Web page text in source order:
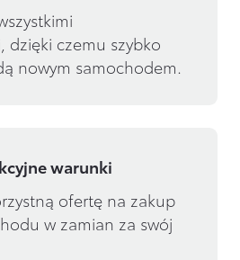
dzięki czemu szybko
nowym samochodem.
warunki
ofertę na zakup
w zamian za swój